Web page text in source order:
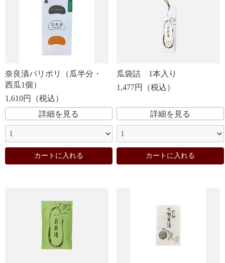
奈良漬パリポリ（瓜半分・
西瓜1個）
1,610円（税込）
詳細を見る
カートに入れる
瓜袋詰 1本入り
1,477円（税込）
詳細を見る
カートに入れる